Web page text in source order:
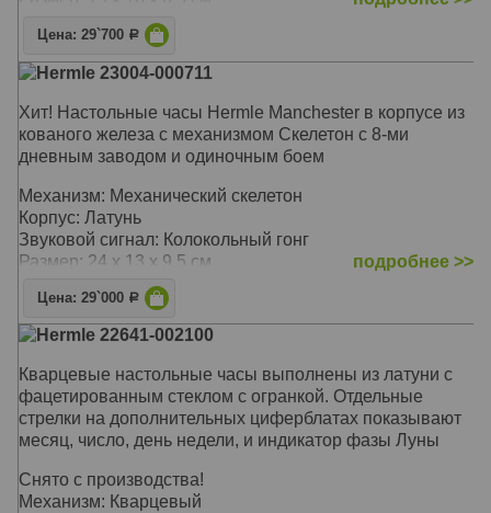
Цена: 29`700 Р
Hermle 23004-000711
Хит! Настольные часы Hermle Manchester в корпусе из
кованого железа с механизмом Скелетон с 8-ми
дневным заводом и одиночным боем
Механизм: Механический скелетон
Корпус: Латунь
Звуковой сигнал: Колокольный гонг
Размер: 24 х 13 х 9.5 см
подробнее >>
Цена: 29`000 Р
Hermle 22641-002100
Кварцевые настольные часы выполнены из латуни с
фацетированным стеклом с огранкой. Отдельные
стрелки на дополнительных циферблатах показывают
месяц, число, день недели, и индикатор фазы Луны
Снято с производства!
Механизм: Кварцевый